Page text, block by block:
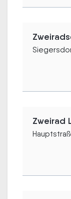
Zweirad